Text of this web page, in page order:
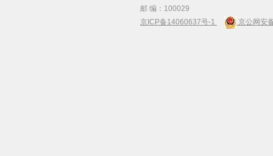
邮 编：100029
京ICP备14060637号-1
京公网安